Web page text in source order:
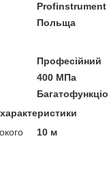
Profinstrument
Польща
Професійний
400 МПа
10 м